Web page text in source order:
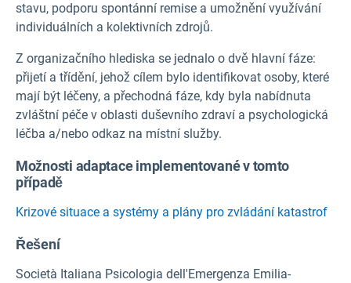
stavu, podporu spontánní remise a umožnění využívání
individuálních a kolektivních zdrojů.
Z organizačního hlediska se jednalo o dvě hlavní fáze:
přijetí a třídění, jehož cílem bylo identifikovat osoby, které
mají být léčeny, a přechodná fáze, kdy byla nabídnuta
zvláštní péče v oblasti duševního zdraví a psychologická
léčba a/nebo odkaz na místní služby.
Možnosti adaptace implementované v tomto
případě
Krizové situace a systémy a plány pro zvládání katastrof
Řešení
Società Italiana Psicologia dell'Emergenza Emilia-